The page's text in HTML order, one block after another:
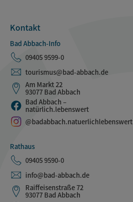
Kontakt
Bad Abbach-Info
09405 9599-0
tourismus@bad-abbach.de
Am Markt 22
93077 Bad Abbach
Bad Abbach –
natürlich.lebenswert
@badabbach.natuerlichlebenswert
Rathaus
09405 9590-0
info@bad-abbach.de
Raiffeisenstraße 72
93077 Bad Abbach